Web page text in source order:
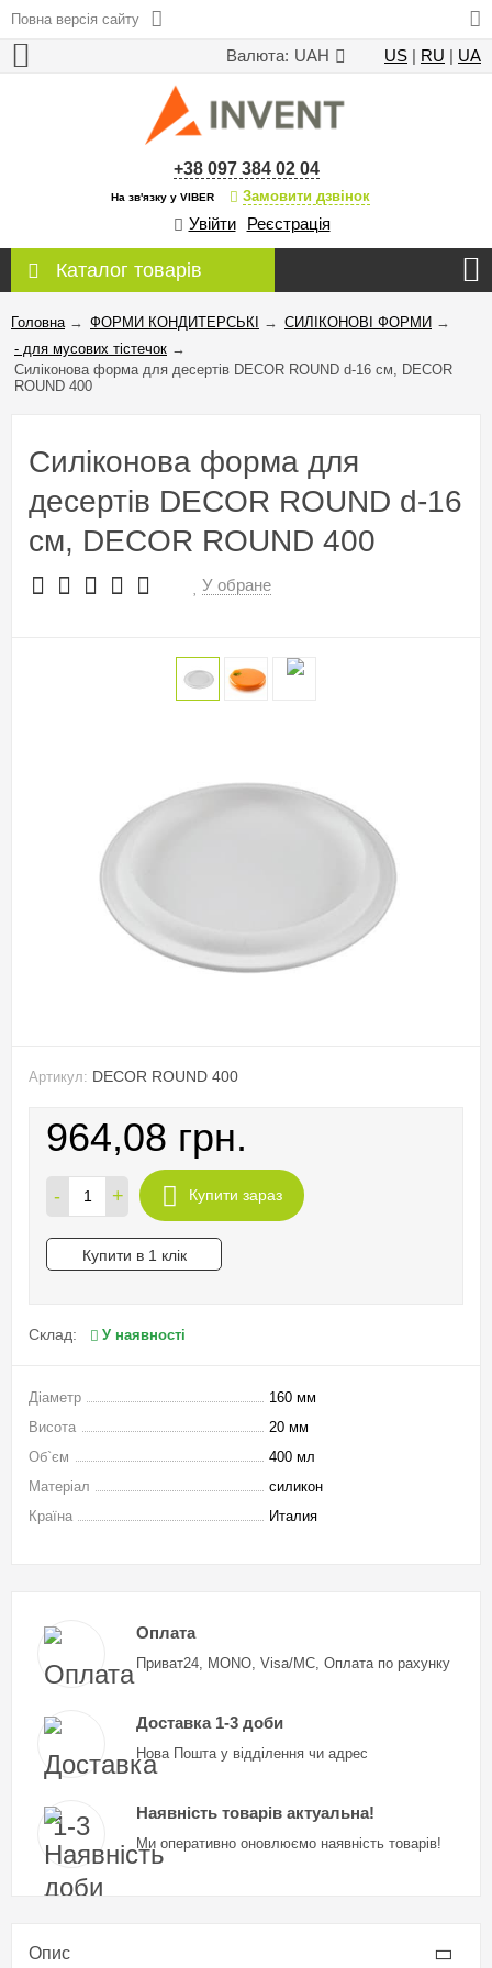
Повна версія сайту
Валюта: UAH US | RU | UA
+38 097 384 02 04
На зв'язку у VIBER Замовити дзвінок
Увійти Реєстрація
Каталог товарів
Головна → ФОРМИ КОНДИТЕРСЬКІ → СИЛІКОНОВІ ФОРМИ →
- для мусових тістечок →
Силіконова форма для десертів DECOR ROUND d-16 см, DECOR
ROUND 400
Силіконова форма для
десертів DECOR ROUND d-16
см, DECOR ROUND 400
У обране
Артикул: DECOR ROUND 400
964,08 грн.
- + Купити зараз
Купити в 1 клік
Склад: У наявності
Діаметр
160 мм
Висота
20 мм
Об`єм
400 мл
Матеріал
силикон
Країна
Италия
Оплата
Приват24, MONO, Visa/MC, Оплата по рахунку
Доставка 1-3 доби
Нова Пошта у відділення чи адрес
Наявність товарів актуальна!
Ми оперативно оновлюємо наявність товарів!
Опис